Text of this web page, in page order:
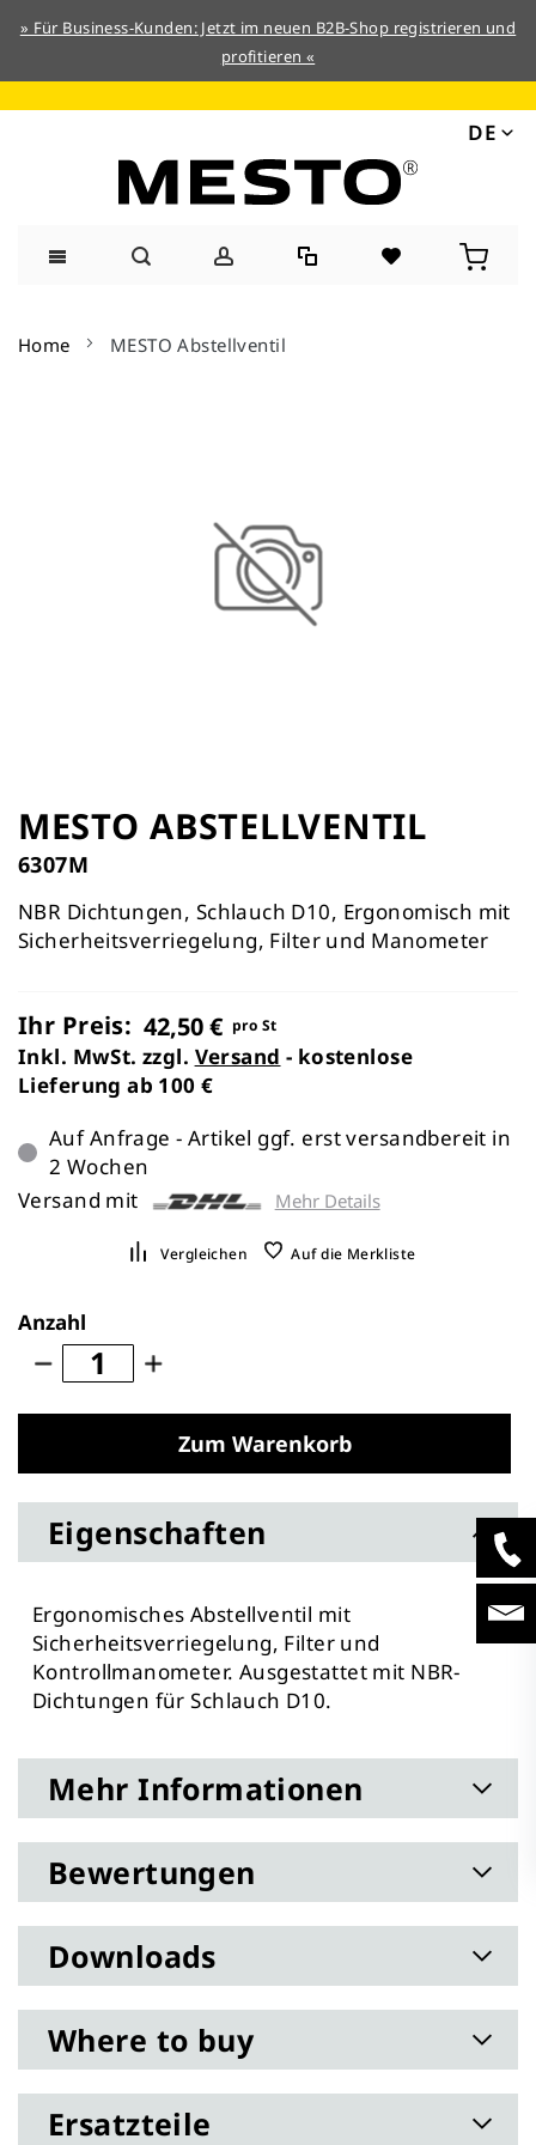
» Für Business-Kunden: Jetzt im neuen B2B-Shop registrieren und
profitieren «
DE
Inhalt
Home MESTO Abstellventil
Anfang
der
Bildergalerie
MESTO ABSTELLVENTIL
6307M
NBR Dichtungen, Schlauch D10, Ergonomisch mit
Sicherheitsverriegelung, Filter und Manometer
Ihr Preis: 42,50 € pro St
Inkl. MwSt. zzgl. Versand - kostenlose
Lieferung ab 100 €
Auf Anfrage - Artikel ggf. erst versandbereit in
2 Wochen
Versand mit
Mehr Details
Vergleichen Auf die Merkliste
Anzahl
Zum Warenkorb
Eigenschaften
Ergonomisches Abstellventil mit
Sicherheitsverriegelung, Filter und
Kontrollmanometer. Ausgestattet mit NBR-
Dichtungen für Schlauch D10.
Mehr Informationen
Bewertungen
Downloads
Where to buy
Ersatzteile